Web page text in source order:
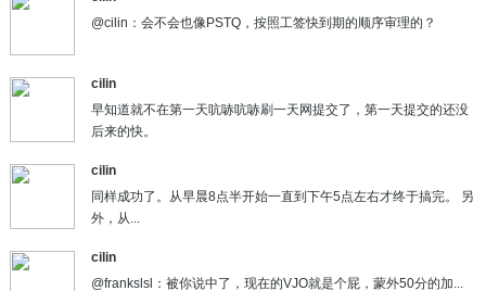
@cilin：会不会也像PSTQ，按照工签快到期的顺序审理的？
cilin
早知道就不在第一天吭哧吭哧刷一天网提交了，第一天提交的还没
后来的快。
cilin
同样成功了。从早晨8点半开始一直到下午5点左右才终于搞完。 另
外，从...
cilin
@frankslsl：被你说中了，现在的VJO就是个屁，蒙外50分的加...